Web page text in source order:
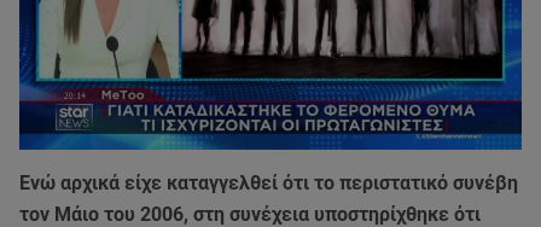
Ενώ αρχικά είχε καταγγελθεί ότι το περιστατικό συνέβη
τον Μάιο του 2006, στη συνέχεια υποστηρίχθηκε ότι